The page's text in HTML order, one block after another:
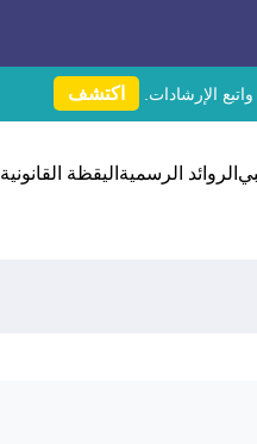
واتبع الإرشادات. اكتشف
الروائد الرسميةاليقظة القانونية